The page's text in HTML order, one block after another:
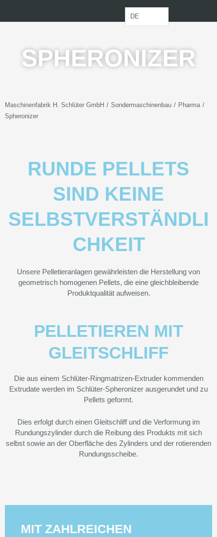
SPHERONIZER
Maschinenfabrik H. Schlüter GmbH / Sondermaschinenbau / Pharma /
Spheronizer
RUNDE PELLETS
SIND KEINE
SELBSTVERSTÄNDLI
CHKEIT
Unsere Pelletieranlagen gewährleisten die Herstellung von
geometrisch homogenen Pellets, die eine gleichbleibende
Produktqualität aufweisen.
PELLETIEREN MIT
GLEITSCHLIFF
Die aus einem Schlüter-Ringmatrizen-Extruder kommenden
Extrudate werden im Schlüter-Spheronizer ausgerundet und zu
Pellets geformt.
Dies erfolgt durch einen Gleitschliff und die Verformung im
Rundungszylinder durch die Reibung des Produkts mit sich
selbst sowie an der Oberfläche des Zylinders und der rotierenden
Rundungsscheibe.
MIT ZAHLREICHEN
DE